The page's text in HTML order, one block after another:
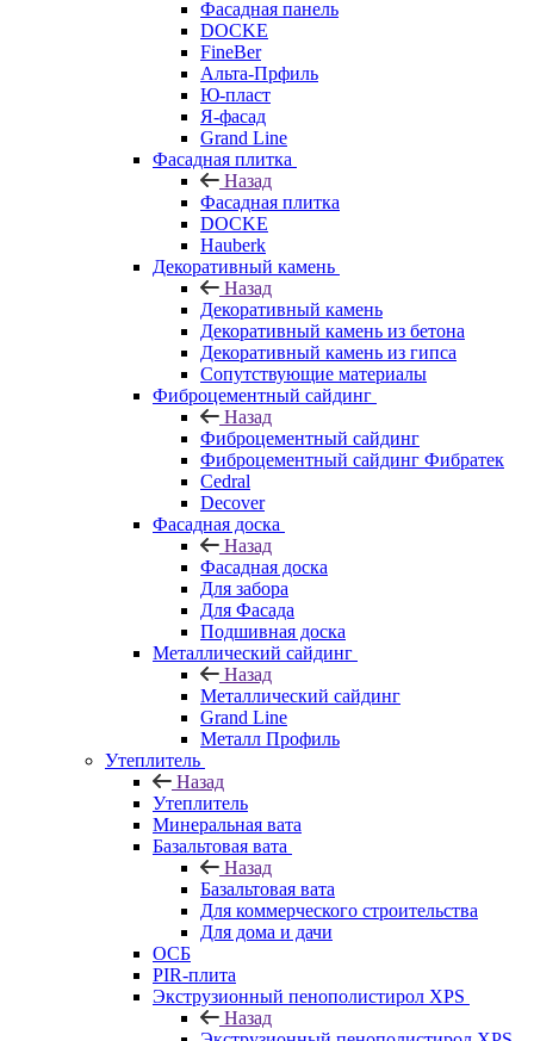
Фасадная панель
DOCKE
FineBer
Альта-Прфиль
Ю-пласт
Я-фасад
Grand Line
Фасадная плитка
Назад
Фасадная плитка
DOCKE
Hauberk
Декоративный камень
Назад
Декоративный камень
Декоративный камень из бетона
Декоративный камень из гипса
Сопутствующие материалы
Фиброцементный сайдинг
Назад
Фиброцементный сайдинг
Фиброцементный сайдинг Фибратек
Cedral
Decover
Фасадная доска
Назад
Фасадная доска
Для забора
Для Фасада
Подшивная доска
Металлический сайдинг
Назад
Металлический сайдинг
Grand Line
Металл Профиль
Утеплитель
Назад
Утеплитель
Минеральная вата
Базальтовая вата
Назад
Базальтовая вата
Для коммерческого строительства
Для дома и дачи
ОСБ
PIR-плита
Экструзионный пенополистирол XPS
Назад